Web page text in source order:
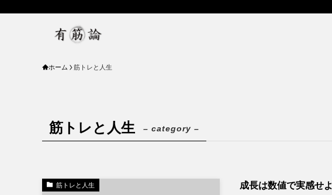
ホーム 筋トレと人生
筋トレと人生 – category –
筋トレと人生 成長は数値で実感せよ